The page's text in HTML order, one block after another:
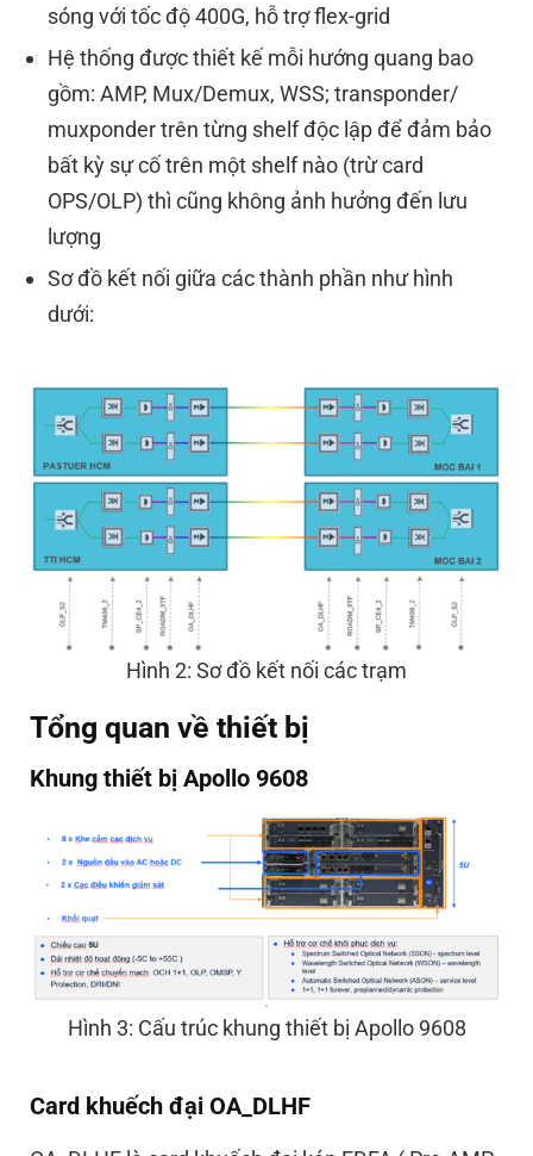
sóng với tốc độ 400G, hỗ trợ flex-grid
Hệ thống được thiết kế mỗi hướng quang bao
gồm: AMP, Mux/Demux, WSS; transponder/
muxpondertrên từng shelf độc lập để đảm bảo
bất kỳ sự cố trên một shelf nào (trừ card
OPS/OLP) thì cũng không ảnh hưởng đến lưu
lượng
Sơ đồ kết nối giữa các thành phần như hình
dưới:
Hình 2: Sơ đồ kết nối các trạm
Tổng quan về thiết bị
Khung thiết bị Apollo 9608
Hình 3: Cấu trúc khung thiết bị Apollo 9608
Card khuếch đại OA_DLHF